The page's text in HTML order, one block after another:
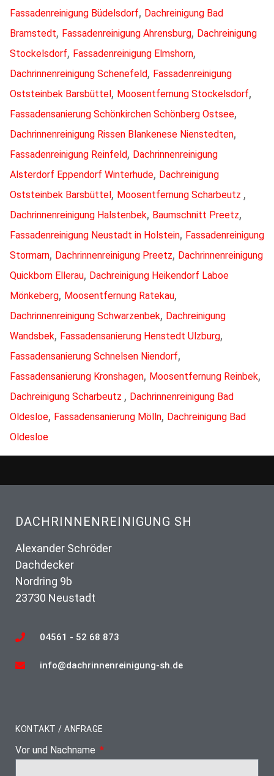
Fassadenreinigung Büdelsdorf, Dachreinigung Bad
Bramstedt, Fassadenreinigung Ahrensburg, Dachreinigung
Stockelsdorf, Fassadenreinigung Elmshorn,
Dachrinnenreinigung Schenefeld, Fassadenreinigung
Oststeinbek Barsbüttel, Moosentfernung Stockelsdorf,
Fassadensanierung Schönkirchen Schönberg Ostsee,
Dachrinnenreinigung Rissen Blankenese Nienstedten,
Fassadenreinigung Reinfeld, Dachrinnenreinigung
Alsterdorf Eppendorf Winterhude, Dachreinigung
Oststeinbek Barsbüttel, Moosentfernung Scharbeutz ,
Dachrinnenreinigung Halstenbek, Baumschnitt Preetz,
Fassadenreinigung Neustadt in Holstein, Fassadenreinigung
Stormarn, Dachrinnenreinigung Preetz, Dachrinnenreinigung
Quickborn Ellerau, Dachreinigung Heikendorf Laboe
Mönkeberg, Moosentfernung Ratekau,
Dachrinnenreinigung Schwarzenbek, Dachreinigung
Wandsbek, Fassadensanierung Henstedt Ulzburg,
Fassadensanierung Schnelsen Niendorf,
Fassadensanierung Kronshagen, Moosentfernung Reinbek,
Dachreinigung Scharbeutz , Dachrinnenreinigung Bad
Oldesloe, Fassadensanierung Mölln, Dachreinigung Bad
Oldesloe
DACHRINNENREINIGUNG SH
Alexander Schröder
Dachdecker
Nordring 9b
23730 Neustadt
04561 - 52 68 873
info@dachrinnenreinigung-sh.de
KONTAKT / ANFRAGE
Vor und Nachname